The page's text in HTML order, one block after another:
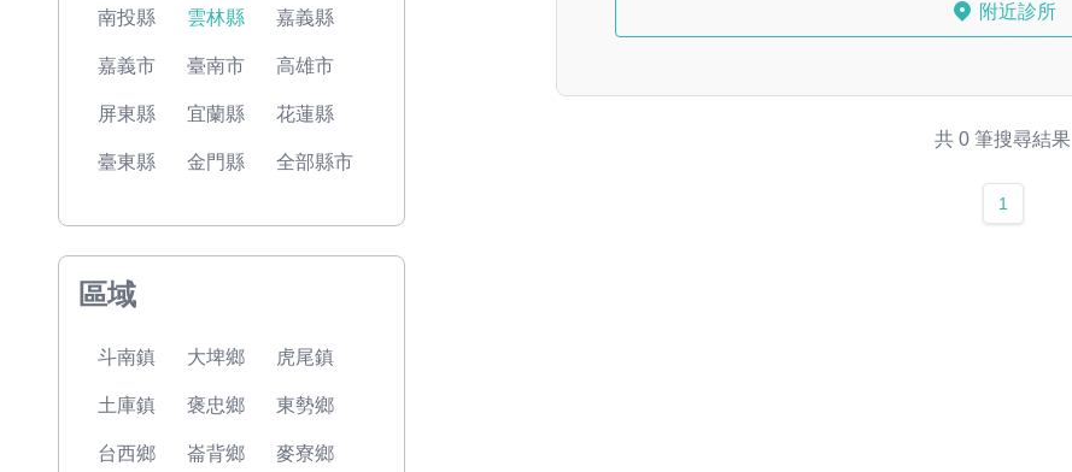
南投縣 雲林縣 嘉義縣
嘉義市 臺南市 高雄市
屏東縣 宜蘭縣 花蓮縣
臺東縣 金門縣 全部縣市
區域
斗南鎮 大埤鄉 虎尾鎮
土庫鎮 褒忠鄉 東勢鄉
台西鄉 崙背鄉 麥寮鄉
附近診所
共 0 筆搜尋結果
1